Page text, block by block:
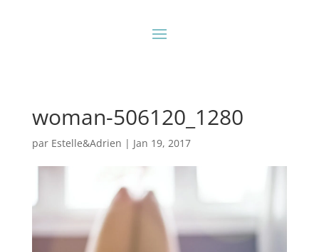
woman-506120_1280
par Estelle&Adrien | Jan 19, 2017